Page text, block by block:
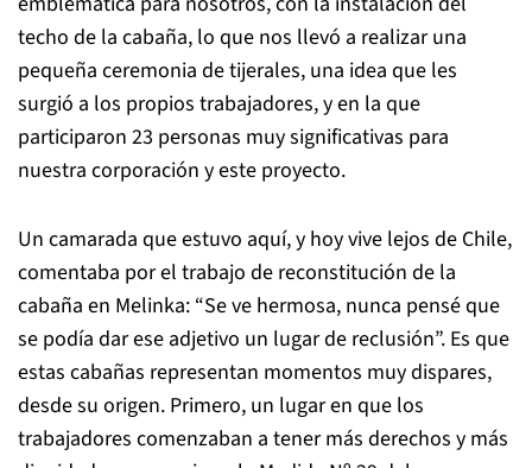
techo de la cabaña, lo que nos llevó a realizar una
pequeña ceremonia de tijerales, una idea que les
surgió a los propios trabajadores, y en la que
participaron 23 personas muy significativas para
nuestra corporación y este proyecto.
Un camarada que estuvo aquí, y hoy vive lejos de Chile,
comentaba por el trabajo de reconstitución de la
cabaña en Melinka: “Se ve hermosa, nunca pensé que
se podía dar ese adjetivo un lugar de reclusión”. Es que
estas cabañas representan momentos muy dispares,
desde su origen. Primero, un lugar en que los
trabajadores comenzaban a tener más derechos y más